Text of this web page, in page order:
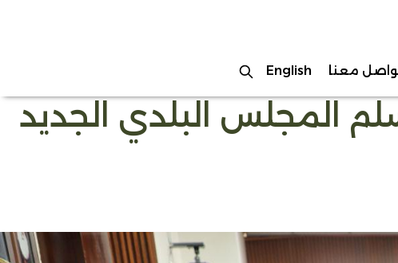
معنا English
المجلس البلدي الجديد